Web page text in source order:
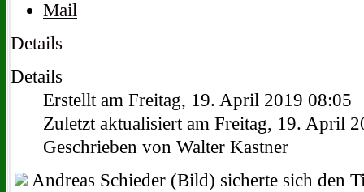
Details
Details
Erstellt am Freitag, 19. April 2019 08:05
Zuletzt aktualisiert am Freitag, 19. April
Geschrieben von Walter Kastner
Andreas Schieder (Bild) sicherte sich den